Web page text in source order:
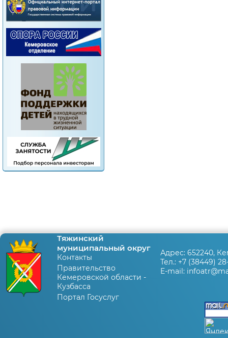
Тяжинский
муниципальный округ
Контакты
Правительство
Кемеровской области -
Кузбасса
Портал Госуслуг
Адрес: 652240,
Тел.: +7 (38449)
E-mail: